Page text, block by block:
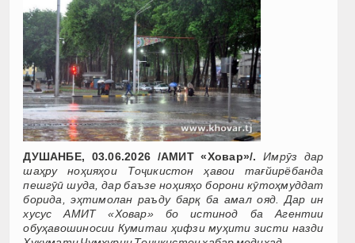
ДУШАНБЕ, 03.06.2026 /АМИТ «Ховар»/.
Имрӯз дар
шаҳру ноҳияҳои Тоҷикистон ҳавои тағйирёбанда
пешгӯӣ шуда, дар баъзе ноҳияҳо борони кӯтоҳмуддат
борида, эҳтимолан раъду барқ ба амал ояд. Дар ин
хусус АМИТ «Ховар» бо истинод ба Агентии
обуҳавошиносии Кумитаи ҳифзи муҳити зисти назди